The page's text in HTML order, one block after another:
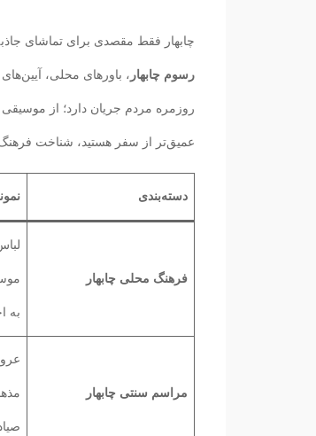
چابهار فقط مقصدی برای تماشای
رسوم چابهار ، باورهای محلی،
روزمره مردم جریان دارد؛ از
عمیق‌تر از سفر هستید، شناخت
دسته‌بندی
فرهنگ محلی چابهار
به
مراسم سنتی چابهار